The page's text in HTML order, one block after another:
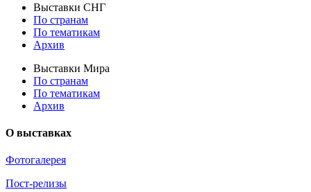
Выставки СНГ
По странам
По тематикам
Архив
Выставки Мира
По странам
По тематикам
Архив
О выставках
Фотогалерея
Пост-релизы